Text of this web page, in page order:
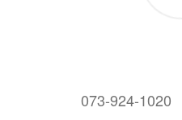
073-924-1020